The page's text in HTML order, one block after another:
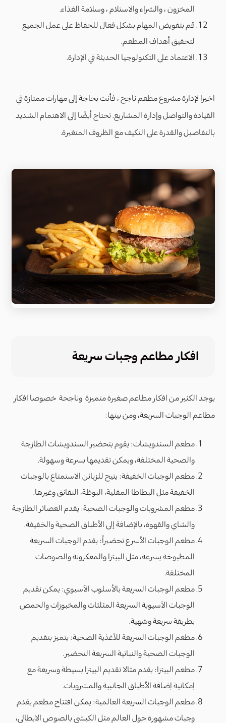
المخزون ، والشراء والاستلام ، وسلامة الغذاء.
قم بتفويض المهام بشكل فعال للحفاظ على عمل الجميع
لتحقيق أهداف المطعم.
الاعتماد على التكنولوجيا الحديثة في الإدارة.
اخيرا لإدارة مشروع مطعم ناجح ، فأنت بحاجة إلى مهارات ممتازة في
القيادة والتواصل وإدارة المشاريع. تحتاج أيضًا إلى الاهتمام الشديد
بالتفاصيل والقدرة على التكيف مع الظروف المتغيرة.
افكار مطاعم وجبات سريعة
يوجد الكثير من افكار مطاعم صغيرة متميزة وناجحة خصوصا افكار
مطاعم الوجبات السريعة، ومن بينها:
مطعم السندويشات: يقوم بتحضير السندويشات الطازجة
والصحية المختلفة، ويمكن تقديمها بسرعة وسهولة.
مطعم الوجبات الخفيفة: يتيح للزبائن الاستمتاع بالوجبات
الخفيفة مثل البطاطا المقلية، البوظة، النقانق وغيرها.
مطعم المشروبات والوجبات الصحية: يقدم العصائر الطازجة
والشاي والقهوة، بالإضافة إلى الأطباق الصحية والخفيفة.
مطعم الوجبات الأسرع تحضيراً: يقدم الوجبات السريعة
المطبوخة بسرعة، مثل البيتزا والمعكرونة والصوصات
المختلفة.
مطعم الوجبات السريعة بالأسلوب الآسيوي: يمكن تقديم
الوجبات الآسيوية السريعة المثلثات والمخبوزات والحمص
بطريقة سريعة وشهية.
مطعم الوجبات السريعة للأغذية الصحية: يتميز بتقديم
الوجبات الصحية والنباتية السريعة التحضير.
مطعم البيتزا: يقدم مثالا تقديم البيتزا بسيطة وسريعة مع
إمكانية إضافة الأطباق الجانبية والمشروبات.
مطعم الوجبات السريعة العالمية: يمكن افتتاح مطعم يقدم
وجبات مشهورة حول العالم مثل الكيشي بالصوص الايطالي،